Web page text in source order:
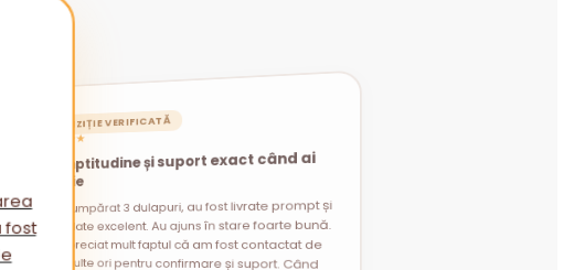
fost
ACHIZIȚIE VERIFICATĂ
★★★★★
Promptitudine și suport exact când ai
nevoie
„Am cumpărat 3 dulapuri, au fost livrate prompt și
ambalate excelent. Au ajuns în stare foarte bună.
Am apreciat mult faptul că am fost contactat de
mai multe ori pentru confirmare și suport. Când
am avut întrebări legate de montaj, am primit
sfaturi utile și am reușit. Jos pălăria, recomand